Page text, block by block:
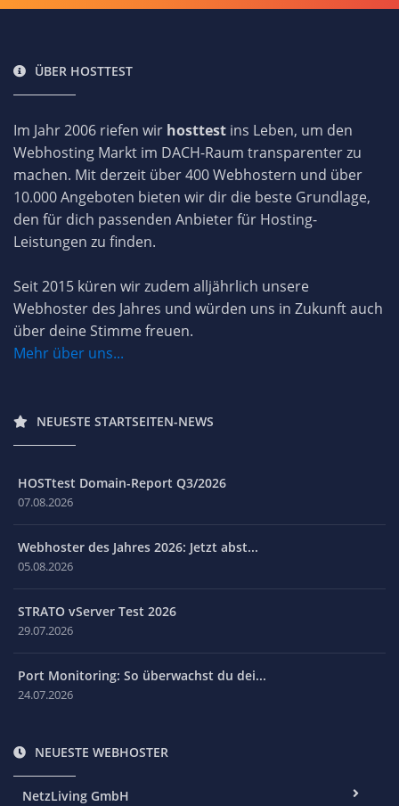
ÜBER HOSTTEST
Im Jahr 2006 riefen wir hosttest ins Leben, um den
Webhosting Markt im DACH-Raum transparenter zu
machen. Mit derzeit über 400 Webhostern und über
10.000 Angeboten bieten wir dir die beste Grundlage,
den für dich passenden Anbieter für Hosting-
Leistungen zu finden.
Seit 2015 küren wir zudem alljährlich unsere
Webhoster des Jahres und würden uns in Zukunft auch
über deine Stimme freuen.
Mehr über uns...
NEUESTE STARTSEITEN-NEWS
HOSTtest Domain-Report Q3/2026
07.08.2026
Webhoster des Jahres 2026: Jetzt abst...
05.08.2026
STRATO vServer Test 2026
29.07.2026
Port Monitoring: So überwachst du dei...
24.07.2026
NEUESTE WEBHOSTER
NetzLiving GmbH